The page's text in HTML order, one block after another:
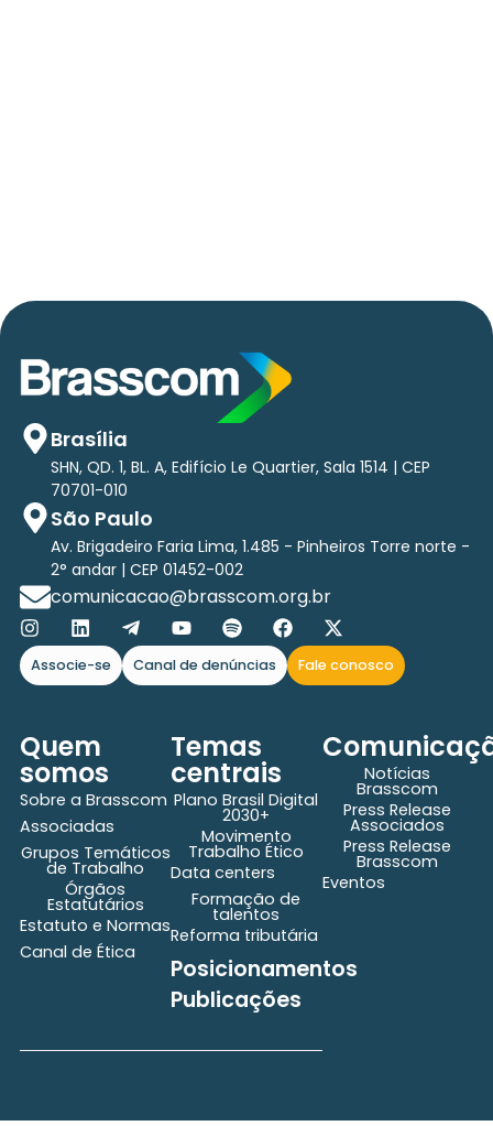
Brasília
SHN, QD. 1, BL. A, Edifício Le Quartier, Sala 1514 | CEP
70701-010
São Paulo
Av. Brigadeiro Faria Lima, 1.485 - Pinheiros Torre norte -
2° andar | CEP 01452-002
comunicacao@brasscom.org.br
Associe-se Canal de denúncias Fale conosco
Quem
somos
Sobre a Brasscom
Associadas
Grupos Temáticos
de Trabalho
Órgãos
Estatutários
Estatuto e Normas
Canal de Ética
Temas
centrais
Plano Brasil Digital
2030+
Movimento
Trabalho Ético
Data centers
Formação de
talentos
Reforma tributária
Posicionamentos
Publicações
Notícias
Brasscom
Press Release
Associados
Press Release
Brasscom
Eventos